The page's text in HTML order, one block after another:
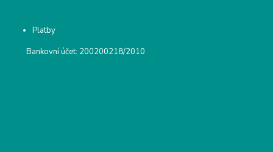
Platby
Bankovní účet: 200200218/2010